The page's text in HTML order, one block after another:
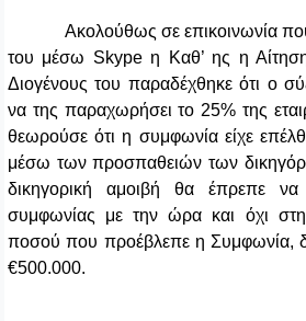
Ακολούθως σε επικοινωνία
του μέσω Skypeη Καθ’ ης η
Διογένους του παραδέχθηκε ότι ο
να της παραχωρήσει το 25% της
θεωρούσε ότι η συμφωνία είχε
μέσω των προσπαθειών των
δικηγορική αμοιβή θα έπρεπε
συμφωνίας με την ώρα και όχι
ποσού που προέβλεπε η Συμφωνία,
€500.000.